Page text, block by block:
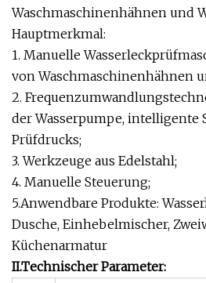
Waschmaschinenhähnen und
Hauptmerkmal:
1. Manuelle
von Waschmaschinenhähnen
2.
der Wasserpumpe, intelligente
Prüfdrucks;
3. Werkzeuge aus Edelstahl;
4. Manuelle Steuerung;
5.Anwendbare Produkte:
Dusche, Einhebelmischer,
Küchenarmatur
II.Technischer Parameter: